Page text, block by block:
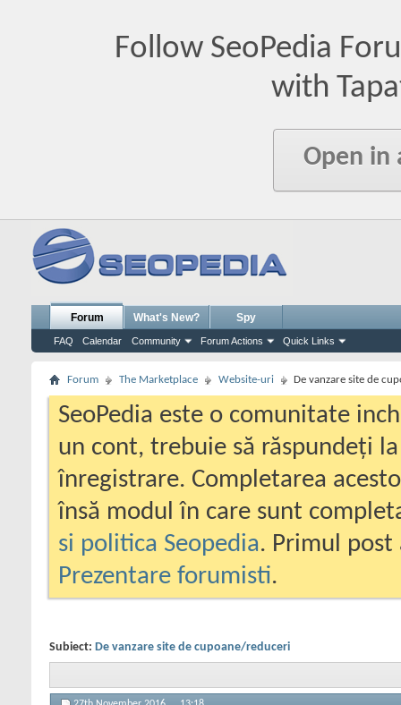
Follow SeoPedia
with
Open in
Forum
FAQ Calendar Community Forum Actions Quick Links
What's New? Spy
Forum The Marketplace Website-uri De vanzare site de
SeoPedia este o comunitate
un cont, trebuie să răspundeți
înregistrare. Completarea
însă modul în care sunt
si politica Seopedia. Primul
Prezentare forumisti.
Subiect: De vanzare site de cupoane/reduceri